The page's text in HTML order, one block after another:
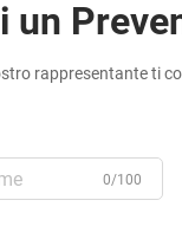
un
rappresentante ti
0/100